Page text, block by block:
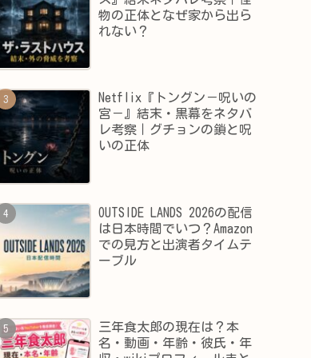
物の正体となぜ家から出ら
れない？
Netflix『トングン－呪いの
宮－』結末・黒幕をネタバ
レ考察｜グチョンの鎖と呪
いの正体
OUTSIDE LANDS 2026の配信
は日本時間でいつ？Amazon
での見方と出演者タイムテ
ーブル
三年食太郎の現在は？本
名・動画・年齢・彼氏・年